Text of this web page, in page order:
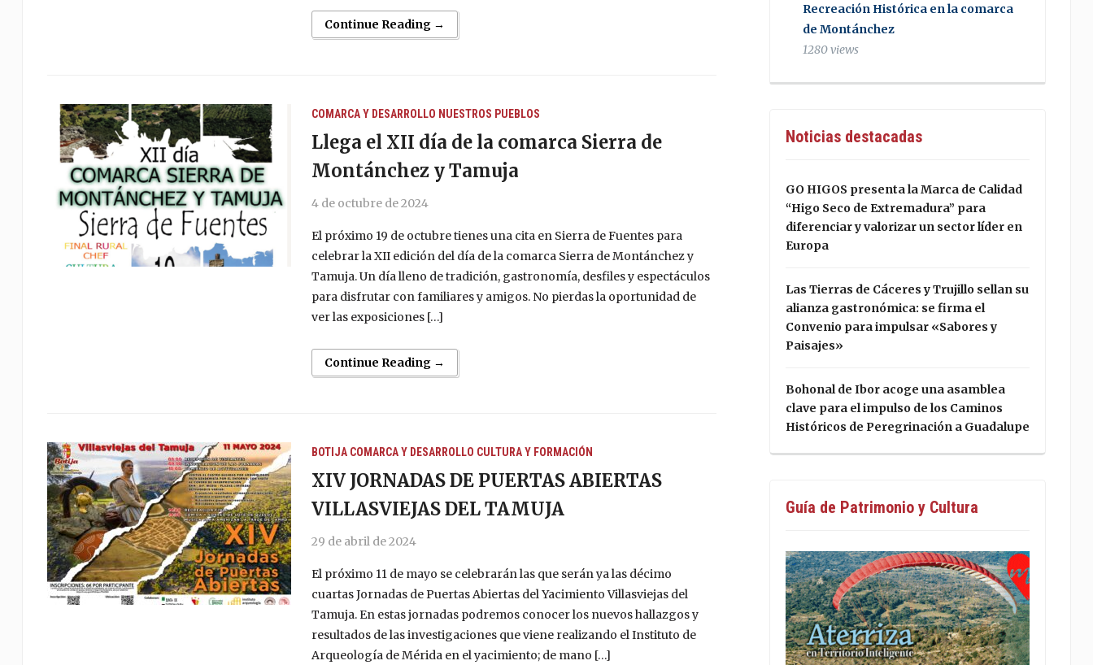
Continue Reading →
COMARCA Y DESARROLLO NUESTROS PUEBLOS
Llega el XII día de la comarca Sierra de
Montánchez y Tamuja
4 de octubre de 2024
El próximo 19 de octubre tienes una cita en Sierra de Fuentes para
celebrar la XII edición del día de la comarca Sierra de Montánchez y
Tamuja. Un día lleno de tradición, gastronomía, desfiles y espectáculos
para disfrutar con familiares y amigos. No pierdas la oportunidad de
ver las exposiciones […]
Continue Reading →
BOTIJA COMARCA Y DESARROLLO CULTURA Y FORMACIÓN
XIV JORNADAS DE PUERTAS ABIERTAS
VILLASVIEJAS DEL TAMUJA
29 de abril de 2024
El próximo 11 de mayo se celebrarán las que serán ya las décimo
cuartas Jornadas de Puertas Abiertas del Yacimiento Villasviejas del
Tamuja. En estas jornadas podremos conocer los nuevos hallazgos y
resultados de las investigaciones que viene realizando el Instituto de
Arqueología de Mérida en el yacimiento; de mano […]
Recreación Histórica en la comarca
de Montánchez
1280 views
Noticias destacadas
GO HIGOS presenta la Marca de Calidad
“Higo Seco de Extremadura” para
diferenciar y valorizar un sector líder en
Europa
Las Tierras de Cáceres y Trujillo sellan su
alianza gastronómica: se firma el
Convenio para impulsar «Sabores y
Paisajes»
Bohonal de Ibor acoge una asamblea
clave para el impulso de los Caminos
Históricos de Peregrinación a Guadalupe
Guía de Patrimonio y Cultura